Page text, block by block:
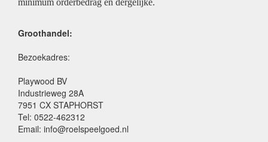
Groothandel:
Bezoekadres:
Playwood BV
Industrieweg 28A
7951 CX STAPHORST
Tel: 0522-462312
Email: info@roelspeelgoed.nl